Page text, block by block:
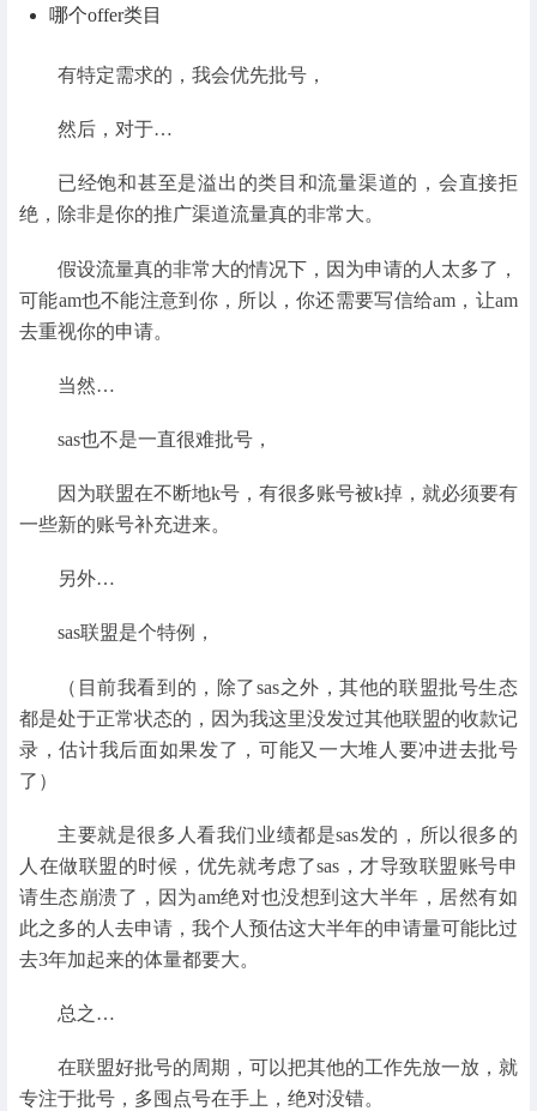
哪个offer类目
有特定需求的，我会优先批号，
然后，对于…
已经饱和甚至是溢出的类目和流量渠道的，会直接拒
绝，除非是你的推广渠道流量真的非常大。
假设流量真的非常大的情况下，因为申请的人太多了，
可能am也不能注意到你，所以，你还需要写信给am，让am
去重视你的申请。
当然…
sas也不是一直很难批号，
因为联盟在不断地k号，有很多账号被k掉，就必须要有
一些新的账号补充进来。
另外…
sas联盟是个特例，
（目前我看到的，除了sas之外，其他的联盟批号生态
都是处于正常状态的，因为我这里没发过其他联盟的收款记
录，估计我后面如果发了，可能又一大堆人要冲进去批号
了）
主要就是很多人看我们业绩都是sas发的，所以很多的
人在做联盟的时候，优先就考虑了sas，才导致联盟账号申
请生态崩溃了，因为am绝对也没想到这大半年，居然有如
此之多的人去申请，我个人预估这大半年的申请量可能比过
去3年加起来的体量都要大。
总之…
在联盟好批号的周期，可以把其他的工作先放一放，就
专注于批号，多囤点号在手上，绝对没错。